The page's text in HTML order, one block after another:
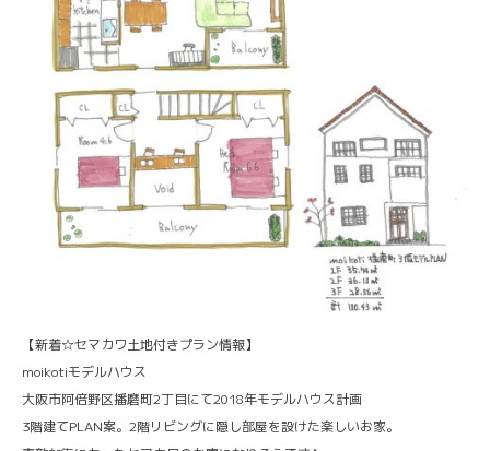
【新着☆セマカワ土地付きプラン情報】
moikotiモデルハウス
大阪市阿倍野区播磨町2丁目にて2018年モデルハウス計画
3階建てPLAN案。2階リビングに隠し部屋を設けた楽しいお家。